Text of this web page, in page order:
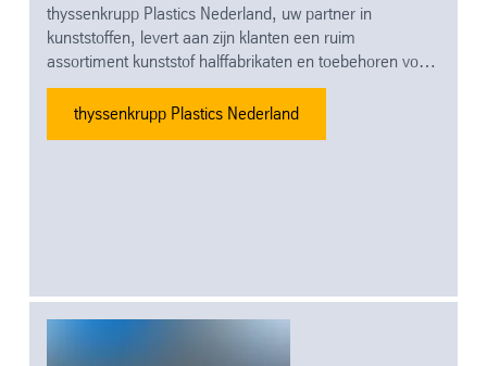
thyssenkrupp Plastics Nederland, uw partner in
kunststoffen, levert aan zijn klanten een ruim
assortiment kunststof halffabrikaten en toebehoren voor
diverse toepassingen in de industrie- reclame- en
bouwsector. Thyssenkrupp Plastics Nederland is een
thyssenkrupp Plastics Nederland